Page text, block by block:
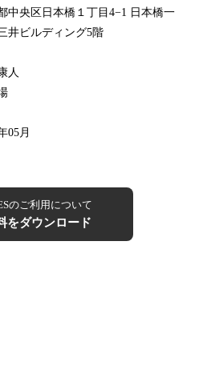
中央区日本橋１丁目4−1 日本橋一
井ビルディング5階
人
05月
のご利用について
をダウンロード